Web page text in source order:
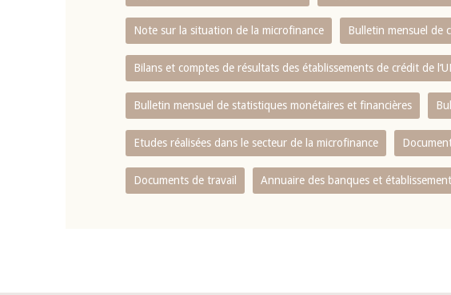
Note sur la situation de la microfinance Bulletin mensuel de
Bilans et comptes de résultats des établissements de crédit de
Bulletin mensuel de statistiques monétaires et financières
Etudes réalisées dans le secteur de la microfinance
Documents de travail Annuaire des banques et